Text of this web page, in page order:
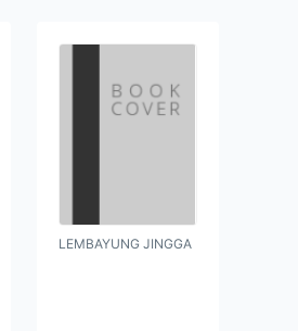
LEMBAYUNG JINGGA